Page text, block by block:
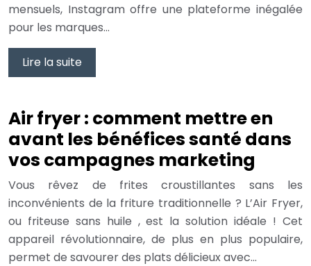
mensuels, Instagram offre une plateforme inégalée
pour les marques…
Lire la suite
Air fryer : comment mettre en
avant les bénéfices santé dans
vos campagnes marketing
Vous rêvez de frites croustillantes sans les
inconvénients de la friture traditionnelle ? L’Air Fryer,
ou friteuse sans huile , est la solution idéale ! Cet
appareil révolutionnaire, de plus en plus populaire,
permet de savourer des plats délicieux avec…